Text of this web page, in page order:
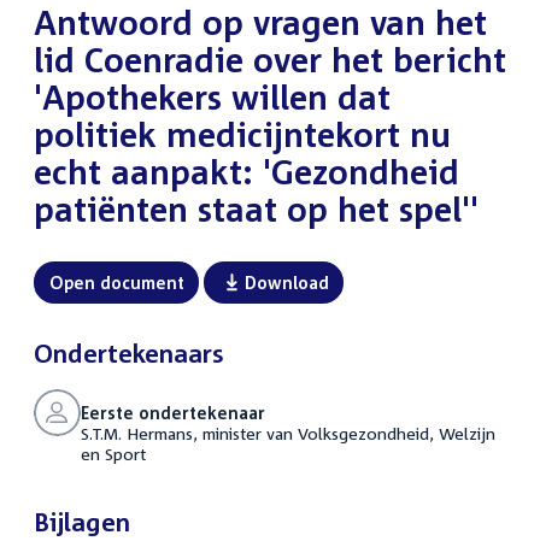
Antwoord op vragen van het
lid Coenradie over het bericht
'Apothekers willen dat
politiek medicijntekort nu
echt aanpakt: 'Gezondheid
patiënten staat op het spel''
Open document Download
Ondertekenaars
Eerste ondertekenaar
S.T.M. Hermans, minister van Volksgezondheid, Welzijn
en Sport
Bijlagen